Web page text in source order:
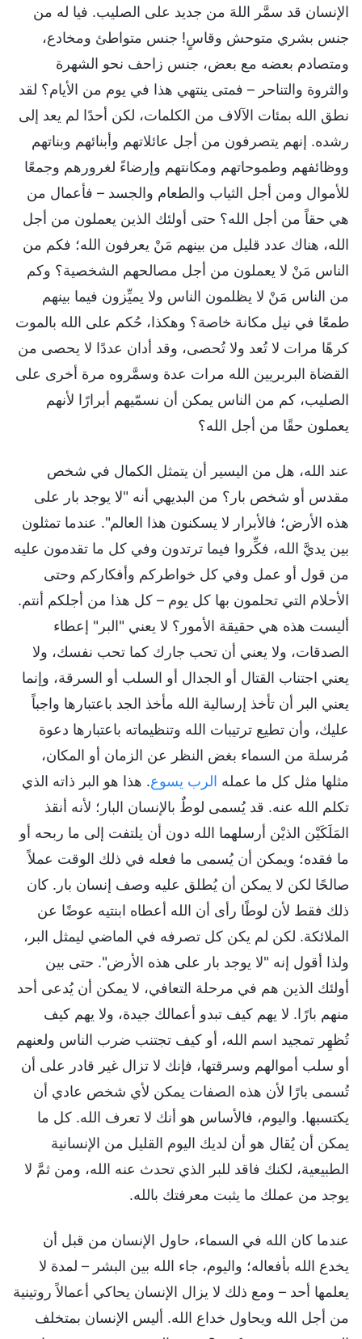
الإنسان قد سمَّر اللهَ من جديد على الصليب. فيا له من
جنس بشري متوحش وقاسٍ! جنس متواطئ ومخادع،
ومتصادم بعضه مع بعض، جنس زاحف نحو الشهرة
والثروة والتناحر – فمتى ينتهي هذا في يوم من الأيام؟ لقد
نطق الله بمئات الآلاف من الكلمات، لكن أحدًا لم يعد إلى
رشده. إنهم يتصرفون من أجل عائلاتهم وأبنائهم وبناتهم
ووظائفهم وطموحاتهم ومكانتهم وإرضاءً لغرورهم وجمعًا
للأموال ومن أجل الثياب والطعام والجسد – فأعمال من
هي حقاً من أجل الله؟ حتى أولئك الذين يعملون من أجل
الله، هناك عدد قليل من بينهم مَنْ يعرفون الله؛ فكم من
الناس مَنْ لا يعملون من أجل مصالحهم الشخصية؟ وكم
من الناس مَنْ لا يظلمون الناس ولا يميِّزون فيما بينهم
طمعًا في نيل مكانة خاصة؟ وهكذا، حُكم على الله بالموت
كرهًا مرات لا تُعد ولا تُحصى، وقد أدان عددًا لا يحصى من
القضاة البربريين الله مرات عدة وسمَّروه مرة أخرى على
الصليب، كم من الناس يمكن أن نسمّيهم أبرارًا لأنهم
يعملون حقًا من أجل الله؟
عند الله، هل من اليسير أن يتمثل الكمال في شخص
مقدس أو شخص بار؟ من البديهي أنه "لا يوجد بار على
هذه الأرض؛ فالأبرار لا يسكنون هذا العالم". عندما تمثلون
بين يديَّ الله، فكِّروا فيما ترتدون وفي كل ما تقدمون عليه
من قول أو عمل وفي كل خواطركم وأفكاركم وحتى
الأحلام التي تحلمون بها كل يوم – كل هذا من أجلكم أنتم.
أليست هذه هي حقيقة الأمور؟ لا يعني "البر" إعطاء
الصدقات، ولا يعني أن تحب جارك كما تحب نفسك، ولا
يعني اجتناب القتال أو الجدال أو السلب أو السرقة، وإنما
يعني البر أن تأخذ إرسالية الله مأخذ الجد باعتبارها واجباً
عليك، وأن تطيع ترتيبات الله وتنظيماته باعتبارها دعوة
مُرسلة من السماء بغض النظر عن الزمان أو المكان،
مثلها مثل كل ما عمله الرب يسوع. هذا هو البر ذاته الذي
تكلم الله عنه. قد يُسمى لوطٌ بالإنسان البار؛ لأنه أنقذ
المَلَكَيْن الذيْن أرسلهما الله دون أن يلتفت إلى ما ربحه أو
ما فقده؛ ويمكن أن يُسمى ما فعله في ذلك الوقت عملاً
صالحًا لكن لا يمكن أن يُطلق عليه وصف إنسان بار. كان
ذلك فقط لأن لوطًا رأى أن الله أعطاه ابنتيه عوضًا عن
الملائكة. لكن لم يكن كل تصرفه في الماضي ليمثل البر،
ولذا أقول إنه "لا يوجد بار على هذه الأرض". حتى بين
أولئك الذين هم في مرحلة التعافي، لا يمكن أن يُدعى أحد
منهم بارًا. لا يهم كيف تبدو أعمالك جيدة، ولا يهم كيف
تُظهِر تمجيد اسم الله، أو كيف تجتنب ضرب الناس ولعنهم
أو سلب أموالهم وسرقتها، فإنك لا تزال غير قادر على أن
تُسمى بارًا لأن هذه الصفات يمكن لأي شخص عادي أن
يكتسبها. واليوم، فالأساس هو أنك لا تعرف الله. كل ما
يمكن أن يُقال هو أن لديك اليوم القليل من الإنسانية
الطبيعية، لكنك فاقد للبر الذي تحدث عنه الله، ومن ثمَّ لا
يوجد من عملك ما يثبت معرفتك بالله.
عندما كان الله في السماء، حاول الإنسان من قبل أن
يخدع الله بأفعاله؛ واليوم، جاء الله بين البشر – لمدة لا
يعلمها أحد – ومع ذلك لا يزال الإنسان يحاكي أعمالاً روتينية
من أجل الله ويحاول خداع الله. أليس الإنسان بمتخلف